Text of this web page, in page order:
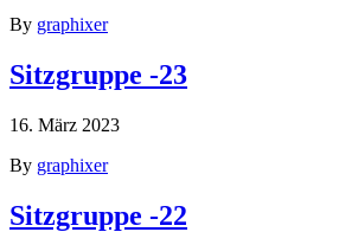
By graphixer
Sitzgruppe -23
16. März 2023
By graphixer
Sitzgruppe -22